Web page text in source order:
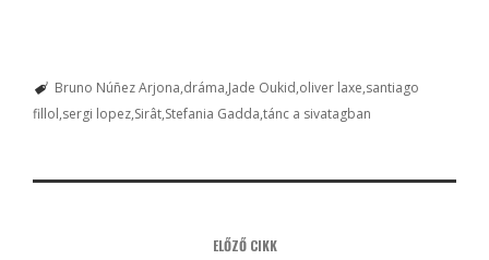
Bruno Núñez Arjona dráma Jade Oukid oliver laxe santiago
fillol sergi lopez Sirât Stefania Gadda tánc a sivatagban
ELŐZŐ CIKK